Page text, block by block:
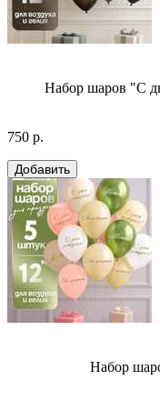
Набор шаров "С
750 р.
Набор